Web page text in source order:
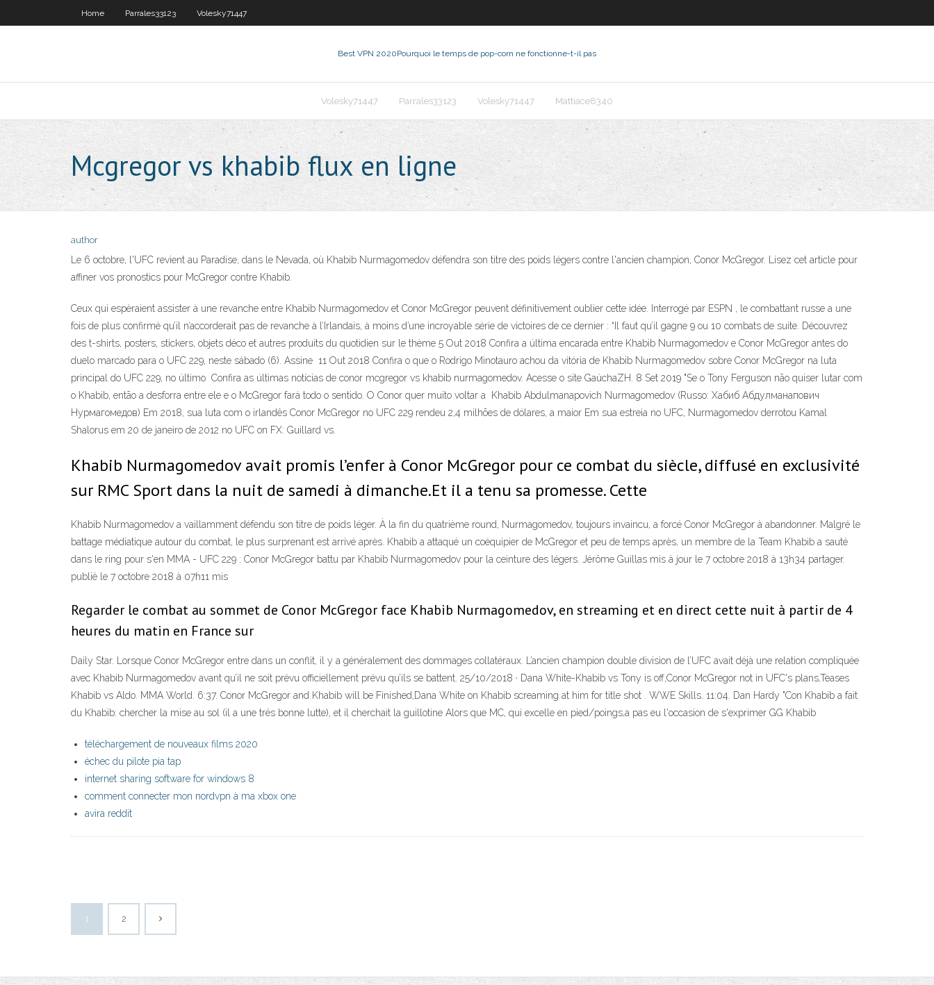
Home Parrales33123 Volesky71447
Best VPN 2020Pourquoi le temps de pop-corn ne fonctionne-t-il pas
Volesky71447 Parrales33123 Volesky71447 Mattiace8340
Mcgregor vs khabib flux en ligne
author
Le 6 octobre, l'UFC revient au Paradise, dans le Nevada, où Khabib Nurmagomedov défendra son titre des poids légers contre l'ancien champion, Conor McGregor. Lisez cet article pour
affiner vos pronostics pour McGregor contre Khabib.
Ceux qui espèraient assister à une revanche entre Khabib Nurmagomedov et Conor McGregor peuvent définitivement oublier cette idée. Interrogé par ESPN , le combattant russe a une
fois de plus confirmé qu’il n’accorderait pas de revanche à l’Irlandais, à moins d’une incroyable série de victoires de ce dernier : “Il faut qu’il gagne 9 ou 10 combats de suite. Découvrez
des t-shirts, posters, stickers, objets déco et autres produits du quotidien sur le thème 5 Out 2018 Confira a última encarada entre Khabib Nurmagomedov e Conor McGregor antes do
duelo marcado para o UFC 229, neste sábado (6). Assine 11 Out 2018 Confira o que o Rodrigo Minotauro achou da vitória de Khabib Nurmagomedov sobre Conor McGregor na luta
principal do UFC 229, no último Confira as últimas notícias de conor mcgregor vs khabib nurmagomedov. Acesse o site GaúchaZH. 8 Set 2019 "Se o Tony Ferguson não quiser lutar com
o Khabib, então a desforra entre ele e o McGregor fará todo o sentido. O Conor quer muito voltar a Khabib Abdulmanapovich Nurmagomedov (Russo: Хабиб Абдулманапович
Нурмагомедов) Em 2018, sua luta com o irlandês Conor McGregor no UFC 229 rendeu 2,4 milhões de dólares, a maior Em sua estreia no UFC, Nurmagomedov derrotou Kamal
Shalorus em 20 de janeiro de 2012 no UFC on FX: Guillard vs.
Khabib Nurmagomedov avait promis l’enfer à Conor McGregor pour ce combat du siècle, diffusé en exclusivité
sur RMC Sport dans la nuit de samedi à dimanche.Et il a tenu sa promesse. Cette
Khabib Nurmagomedov a vaillamment défendu son titre de poids léger. À la fin du quatrième round, Nurmagomedov, toujours invaincu, a forcé Conor McGregor à abandonner. Malgré le
battage médiatique autour du combat, le plus surprenant est arrivé après. Khabib a attaqué un coéquipier de McGregor et peu de temps après, un membre de la Team Khabib a sauté
dans le ring pour s'en MMA - UFC 229 : Conor McGregor battu par Khabib Nurmagomedov pour la ceinture des légers. Jérôme Guillas mis à jour le 7 octobre 2018 à 13h34 partager.
publié le 7 octobre 2018 à 07h11 mis
Regarder le combat au sommet de Conor McGregor face Khabib Nurmagomedov, en streaming et en direct cette nuit à partir de 4
heures du matin en France sur
Daily Star. Lorsque Conor McGregor entre dans un conflit, il y a généralement des dommages collatéraux. L’ancien champion double division de l’UFC avait déjà une relation compliquée
avec Khabib Nurmagomedov avant qu’il ne soit prévu officiellement prévu qu’ils se battent. 25/10/2018 · Dana White-Khabib vs Tony is off,Conor McGregor not in UFC's plans,Teases
Khabib vs Aldo. MMA World. 6:37. Conor McGregor and Khabib will be Finished,Dana White on Khabib screaming at him for title shot . WWE Skills. 11:04. Dan Hardy "Con Khabib a fait
du Khabib: chercher la mise au sol (il a une trés bonne lutte), et il cherchait la guillotine Alors que MC, qui excelle en pied/poings,a pas eu l'occasion de s'exprimer GG Khabib
téléchargement de nouveaux films 2020
échec du pilote pia tap
internet sharing software for windows 8
comment connecter mon nordvpn à ma xbox one
avira reddit
1 2